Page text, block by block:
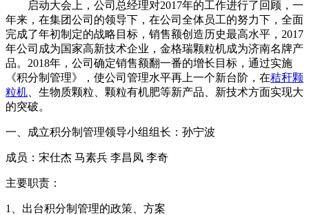
启动大会上，公司总经理对2017年的工作进行了回顾，一
年来，在集团公司的领导下，在公司全体员工的努力下，全面
完成了年初制定的战略目标，销售额创造历史最高水平，2017
年公司成为国家高新技术企业，金格瑞颗粒机成为济南名牌产
品。2018年，公司确定销售额翻一番的增长目标，通过实施
《积分制管理》，使公司管理水平再上一个新台阶，在秸秆颗
粒机 、生物质颗粒、颗粒有机肥等新产品、新技术方面实现大
的突破。
一、成立积分制管理领导小组组长：孙宁波
成员：宋仕杰 马素兵 李昌凤 李奇
主要职责：
1、出台积分制管理的政策、方案